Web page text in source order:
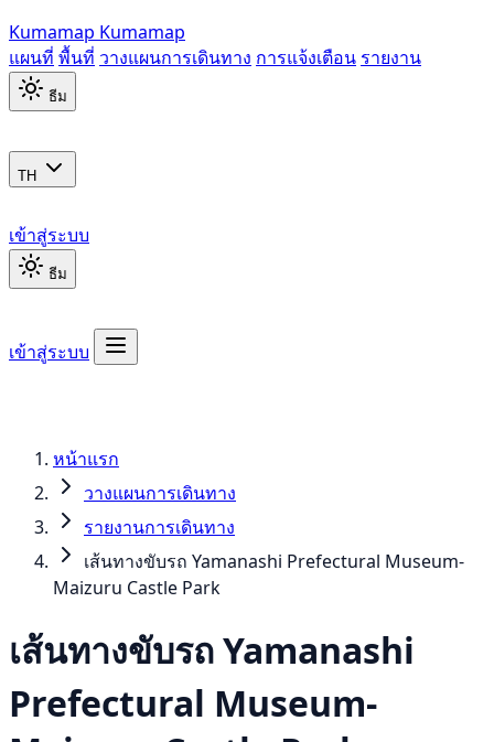
Kumamap Kumamap
แผนที่ พื้นที่ วางแผนการเดินทาง การแจ้งเตือน รายงาน
ธีม
TH
เข้าสู่ระบบ
ธีม
เข้าสู่ระบบ
หน้าแรก
วางแผนการเดินทาง
รายงานการเดินทาง
เส้นทางขับรถ Yamanashi Prefectural Museum-
Maizuru Castle Park
เส้นทางขับรถ Yamanashi
Prefectural Museum-